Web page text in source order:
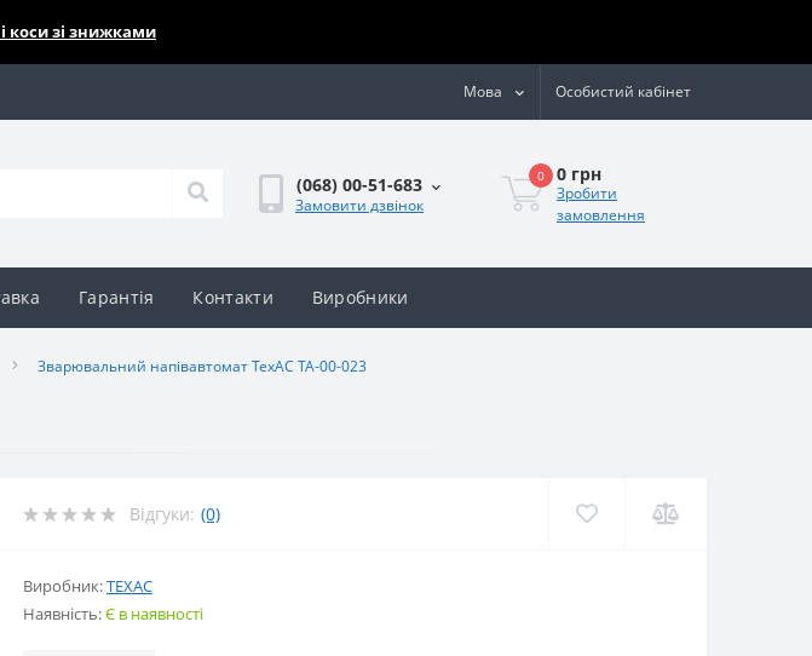
коси зі знижками
Мова Особистий кабінет
(068) 00-51-683
Замовити дзвінок
0 0 грн
Зробити
замовлення
Гарантія Контакти Виробники
Зварювальний напівавтомат ТехАС ТА-00-023
Відгуки: (0)
Виробник:TEXAC
Наявність:Є в наявності